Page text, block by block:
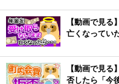
【動画で見る
亡くなってい
【動画で見る
否したら「今